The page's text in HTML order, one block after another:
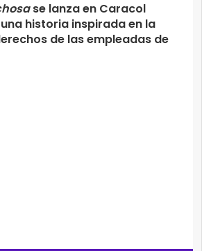
se lanza en Caracol
historia inspirada en la
de las empleadas de